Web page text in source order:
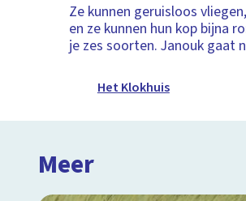
Ze kunnen geruisloos
en ze kunnen hun kop bijna
je zes soorten. Janouk gaat
Het Klokhuis
Meer